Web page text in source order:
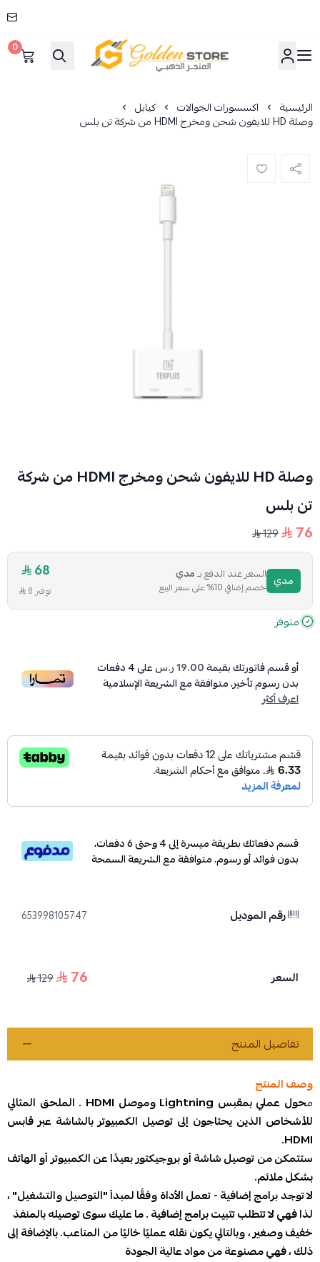
المتجر الذهبي
0
الرئيسية اكسسورات الجوالات كيابل
وصلة HD للايفون شحن ومخرج HDMI من شركة تن بلس
وصلة HD للايفون شحن ومخرج HDMI من شركة
تن بلس
76
129
مدي السعر عند الدفع بـمدي
خصم إضافي 10% على سعر البيع
68
توفير 8
متوفر
أو قسم فاتورتك بقيمة19.00 ر.س على4دفعات
بدون رسوم تأخير، متوافقة مع الشريعة الإسلامية
اعرف أكثر
قسم دفعاتك بطريقة ميسرة إلى 4 وحتى 6 دفعات،
بدون فوائد أو رسوم. متوافقة مع الشريعة السمحة
رقم الموديل 653998105747
السعر 76
129
تفاصيل المنتج
وصف المنتج
م
حول عملي بمقبس Lightning وموصل HDMI . الملحق المثالي
للأشخاص الذين يحتاجون إلى توصيل الكمبيوتر بالشاشة عبر قابس
HDMI.
ستتمكن من توصيل شاشة أو بروجيكتور بعيدًا عن الكمبيوتر أو الهاتف
بشكل ملائم.
لا توجد برامج إضافية - تعمل الأداة وفقًا لمبدأ "التوصيل والتشغيل" ،
لذا فهي لا تتطلب تثبيت برامج إضافية . ما عليك سوى توصيله بالمنفذ
خفيف وصغير ، وبالتالي يكون نقله عمليًا خاليًا من المتاعب. بالإضافة إلى
ذلك ، فهي مصنوعة من مواد عالية الجودة